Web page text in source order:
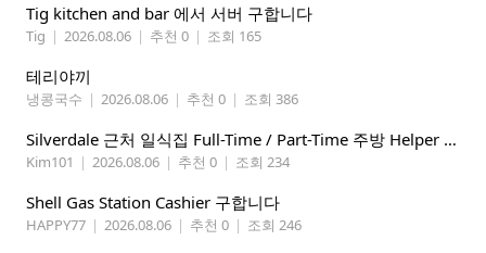
Tig kitchen and bar 에서 서버 구합니다
Tig | 2026.08.06 | 추천 0 | 조회 165
테리야끼
냉콩국수 | 2026.08.06 | 추천 0 | 조회 386
Silverdale 근처 일식집 Full-Time / Part-Time 주방 Helper 구합니다.
Kim101 | 2026.08.06 | 추천 0 | 조회 234
Shell Gas Station Cashier 구합니다
HAPPY77 | 2026.08.06 | 추천 0 | 조회 246